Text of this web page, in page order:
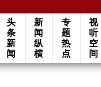
头
条
新
闻
新
闻
纵
横
专
题
热
点
视
听
空
间